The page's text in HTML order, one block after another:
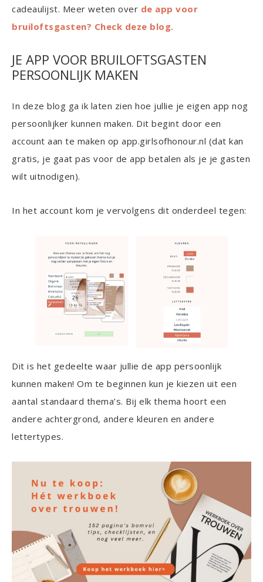
cadeaulijst. Meer weten over de app voor
bruiloftsgasten? Check deze blog.
JE APP VOOR BRUILOFTSGASTEN
PERSOONLIJK MAKEN
In deze blog ga ik laten zien hoe jullie je eigen app nog
persoonlijker kunnen maken. Dit begint door een
account aan te maken op app.girlsofhonour.nl (dat kan
gratis, je gaat pas voor de app betalen als je je gasten
wilt uitnodigen).
In het account kom je vervolgens dit onderdeel tegen:
Dit is het gedeelte waar jullie de app persoonlijk
kunnen maken! Om te beginnen kun je kiezen uit een
aantal standaard thema’s. Bij elk thema hoort een
andere achtergrond, andere kleuren en andere
lettertypes.